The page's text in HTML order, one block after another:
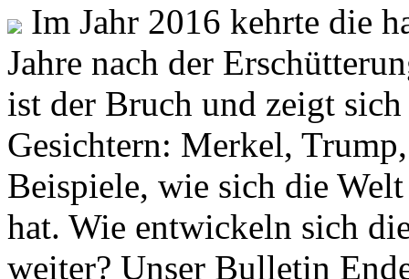
Im Jahr 2016 kehrte die
Jahre nach der
ist der Bruch und zeigt
Gesichtern: Merkel,
Beispiele, wie sich die
hat. Wie entwickeln sich
weiter? Unser Bulletin